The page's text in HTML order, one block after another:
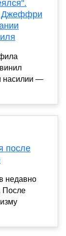
Джеффри
насилии —
после
недавно
После